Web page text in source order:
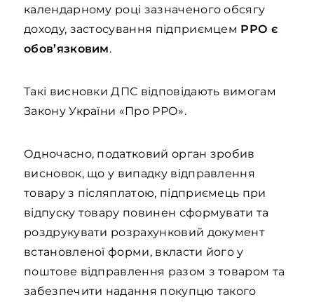
календарному році зазначеного обсягу
доходу, застосування підприємцем РРО є
обов’язковим.
Такі висновки ДПС відповідають вимогам
Закону України «Про РРО».
Одночасно, податковий орган зробив
висновок, що у випадку відправлення
товару з післяплатою, підприємець при
відпуску товару повинен сформувати та
роздрукувати розрахунковий документ
встановленої форми, вкласти його у
поштове відправлення разом з товаром та
забезпечити надання покупцю такого